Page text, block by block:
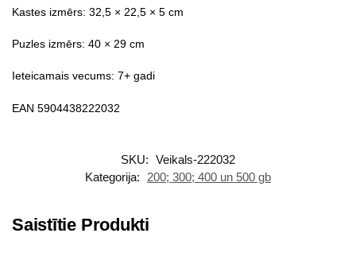
Kastes izmērs: 32,5 × 22,5 × 5 cm
Puzles izmērs: 40 × 29 cm
Ieteicamais vecums: 7+ gadi
EAN 5904438222032
SKU: Veikals-222032
Kategorija:
200; 300; 400 un 500 gb
Saistītie Produkti